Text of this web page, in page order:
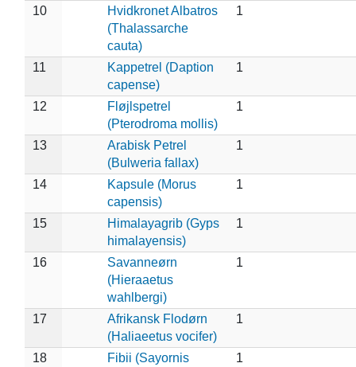
10
Hvidkronet Albatros
(Thalassarche
cauta)
1
11
Kappetrel (Daption
capense)
1
12
Fløjlspetrel
(Pterodroma mollis)
1
13
Arabisk Petrel
(Bulweria fallax)
1
14
Kapsule (Morus
capensis)
1
15
Himalayagrib (Gyps
himalayensis)
1
16
Savanneørn
(Hieraaetus
wahlbergi)
1
17
Afrikansk Flodørn
(Haliaeetus vocifer)
1
18
Fibii (Sayornis
1